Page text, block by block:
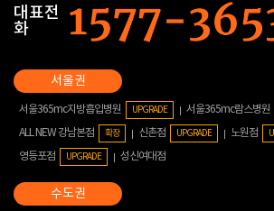
대표전
화
서울365mc지방흡입병원 UPGRADE 서울365mc람스병원
ALL NEW 강남본점 확장 신촌점 UPGRADE 노원점
영등포점
UPGRADE 성신여대점